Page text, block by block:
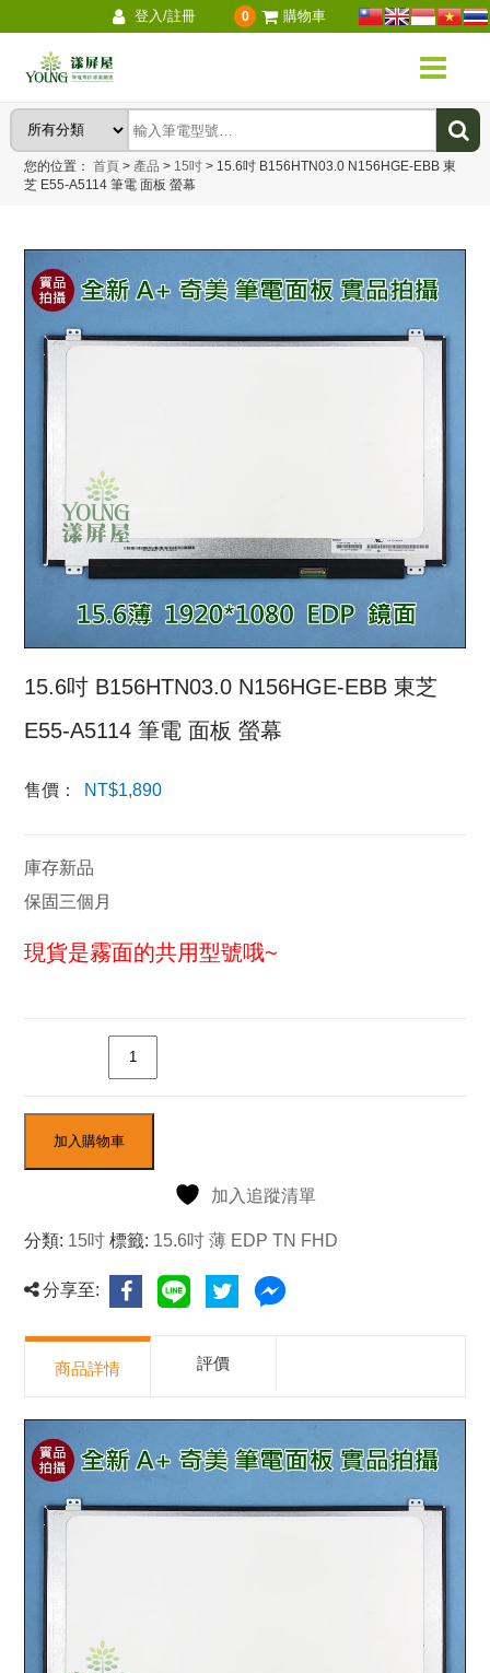
登入/註冊 0 購物車
您的位置：首頁 > 產品 > 15吋 > 15.6吋 B156HTN03.0 N156HGE-EBB 東
芝 E55-A5114 筆電 面板 螢幕
15.6吋 B156HTN03.0 N156HGE-EBB 東芝
E55-A5114 筆電 面板 螢幕
售價： NT$1,890
庫存新品
保固三個月
現貨是霧面的共用型號哦~
加入購物車
加入追蹤清單
分類: 15吋 標籤: 15.6吋 薄 EDP TN FHD
分享至:
商品詳情 評價